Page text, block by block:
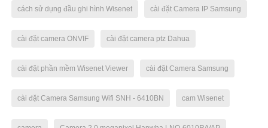
cách sử dụng đầu ghi hình Wisenet cài đặt Camera IP Samsung
cài đặt camera ONVIF cài đặt camera ptz Dahua
cài đặt phần mềm Wisenet Viewer cài đặt Camera Samsung
cài đặt Camera Samsung Wifi SNH - 6410BN cam Wisenet